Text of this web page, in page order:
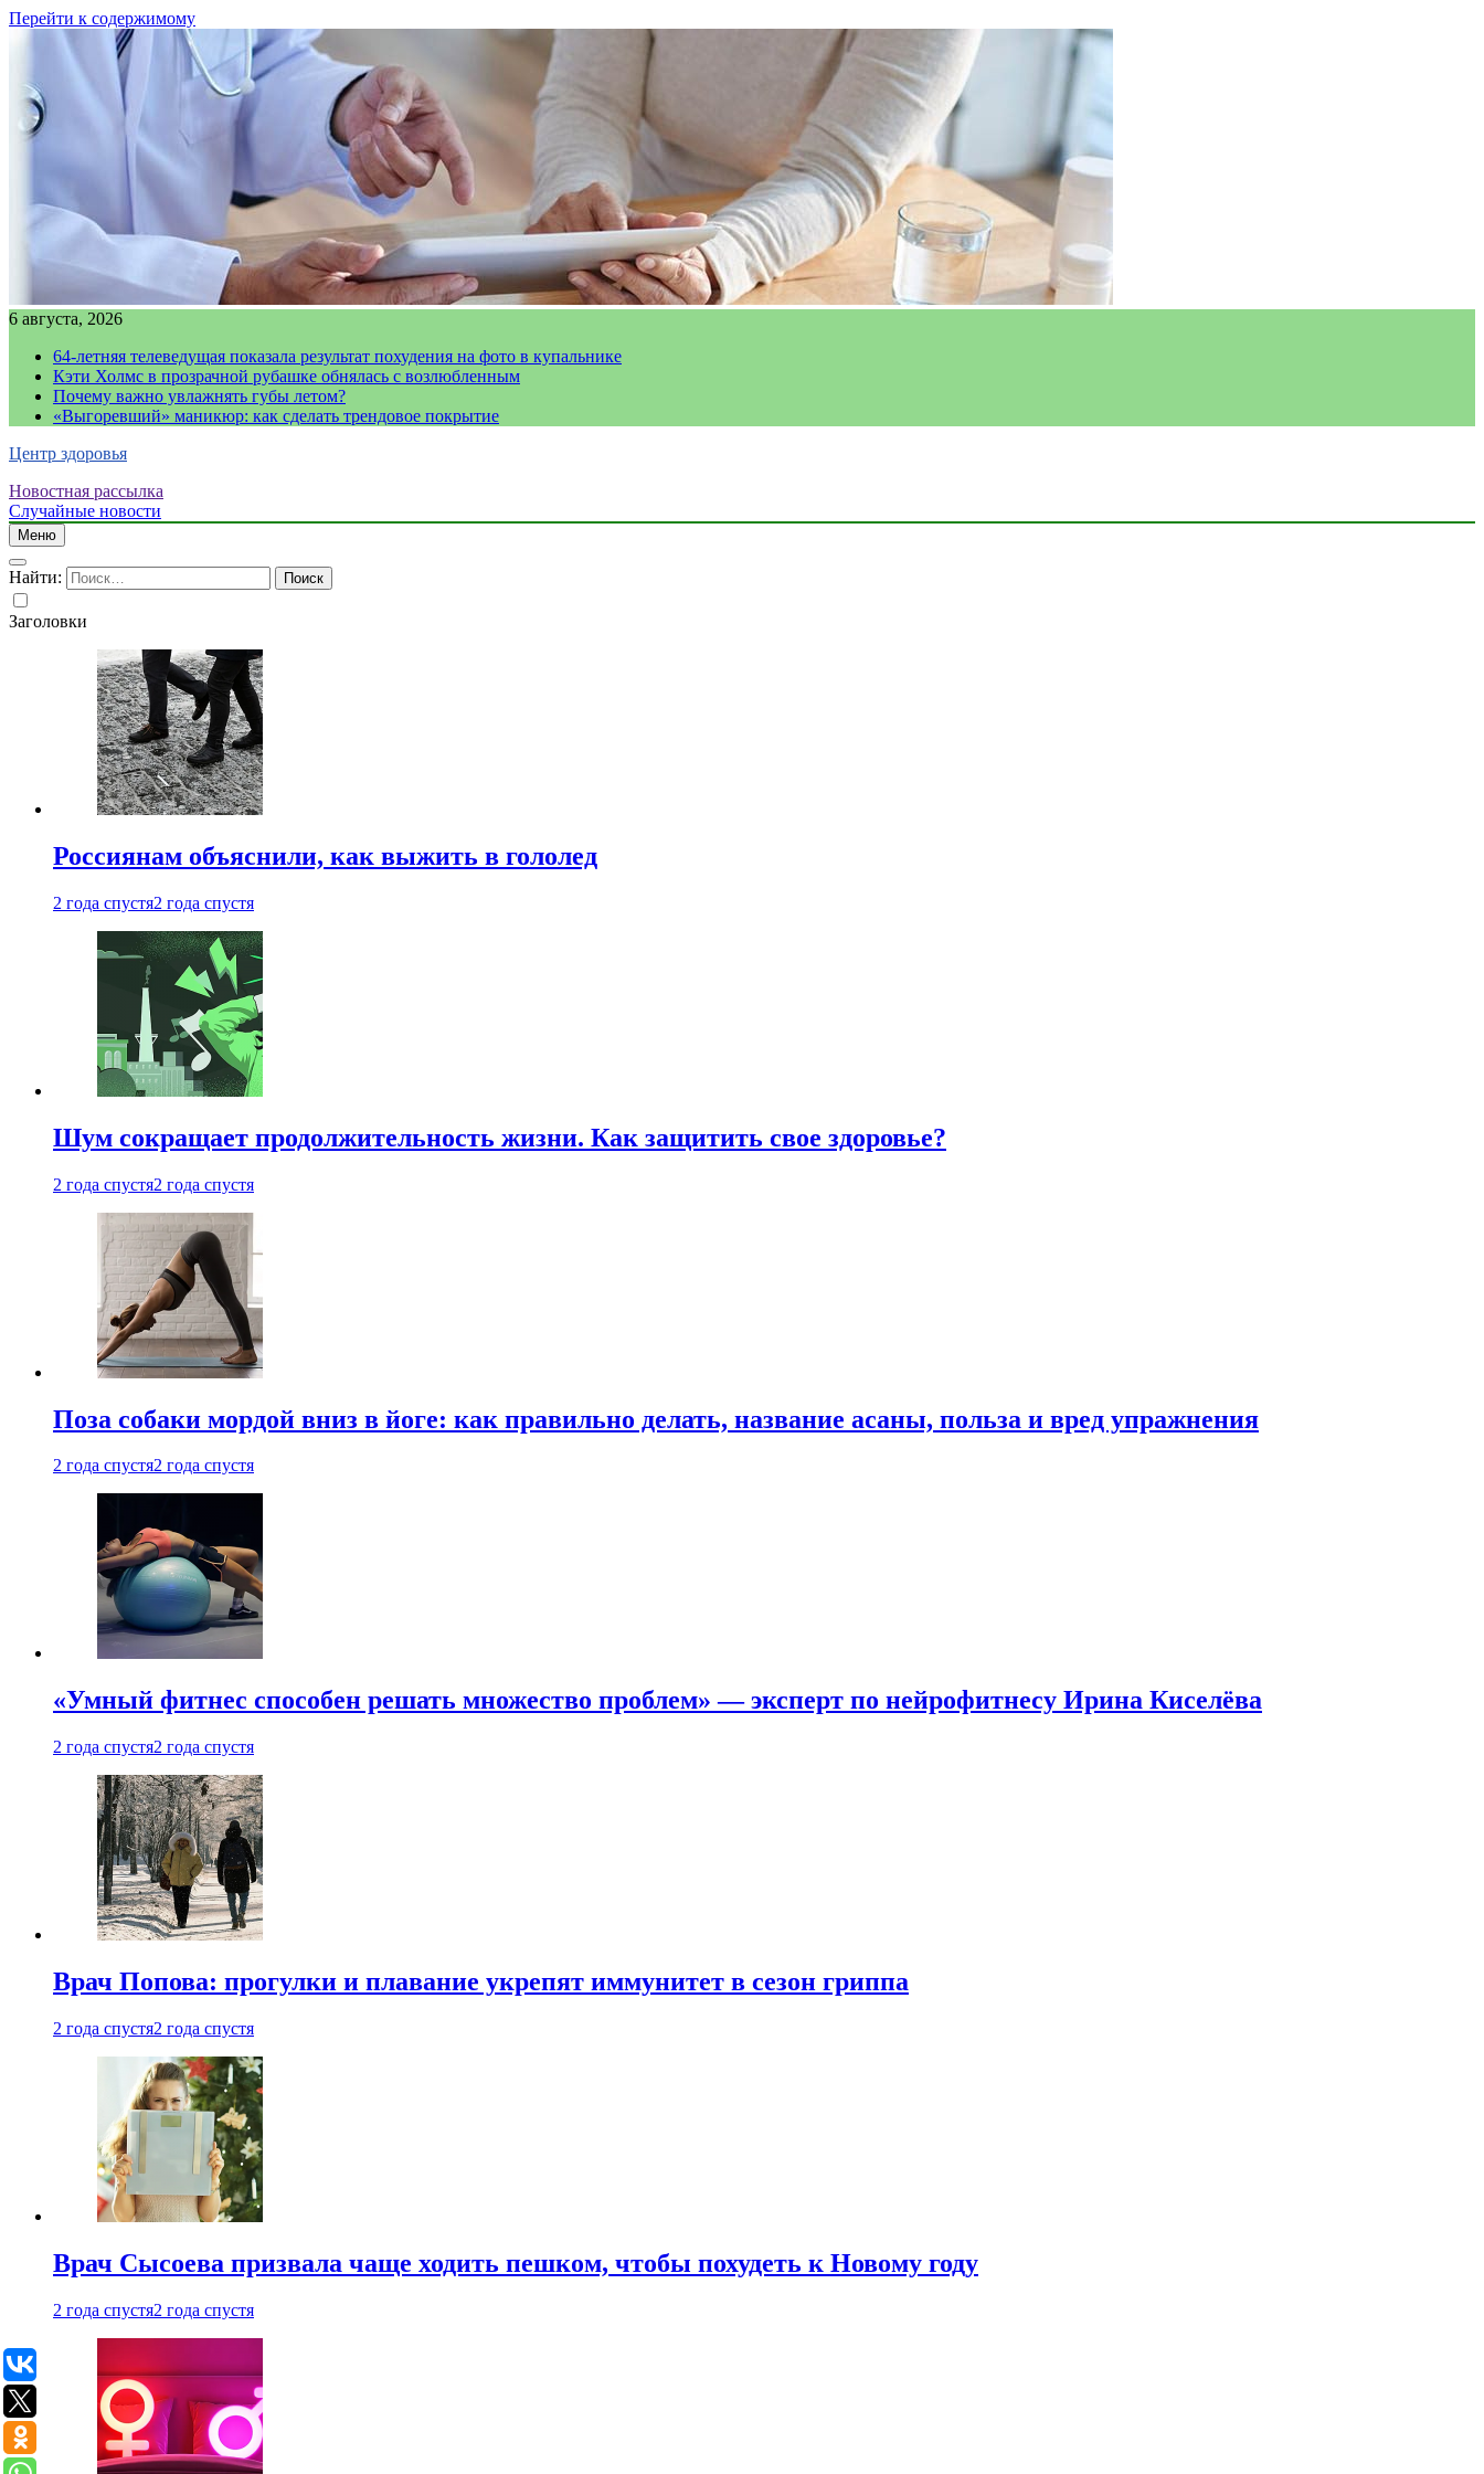
Перейти к содержимому
6 августа, 2026
64-летняя телеведущая показала результат похудения на фото в купальнике
Кэти Холмс в прозрачной рубашке обнялась с возлюбленным
Почему важно увлажнять губы летом?
«Выгоревший» маникюр: как сделать трендовое покрытие
Центр здоровья
Новостная рассылка
Случайные новости
Меню
Найти:
Заголовки
Россиянам объяснили, как выжить в гололед
2 года спустя2 года спустя
Шум сокращает продолжительность жизни. Как защитить свое здоровье?
2 года спустя2 года спустя
Поза собаки мордой вниз в йоге: как правильно делать, название асаны, польза и вред упражнения
2 года спустя2 года спустя
«Умный фитнес способен решать множество проблем» — эксперт по нейрофитнесу Ирина Киселёва
2 года спустя2 года спустя
Врач Попова: прогулки и плавание укрепят иммунитет в сезон гриппа
2 года спустя2 года спустя
Врач Сысоева призвала чаще ходить пешком, чтобы похудеть к Новому году
2 года спустя2 года спустя